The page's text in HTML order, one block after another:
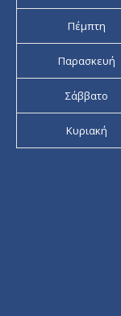
Πέμπτη
Παρασκευή
Σάββατο
Κυριακή